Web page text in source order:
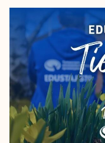
.
2
0
6
I
S
O
N
K
O
K
O